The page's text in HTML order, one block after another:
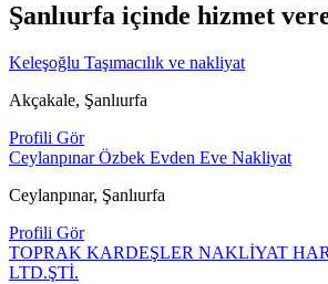
Şanlıurfa içinde hizmet
Keleşoğlu Taşımacılık ve nakliyat
Akçakale, Şanlıurfa
Profili Gör
Ceylanpınar Özbek Evden Eve Nakliyat
Ceylanpınar, Şanlıurfa
Profili Gör
TOPRAK KARDEŞLER NAKLİYAT
LTD.ŞTİ.